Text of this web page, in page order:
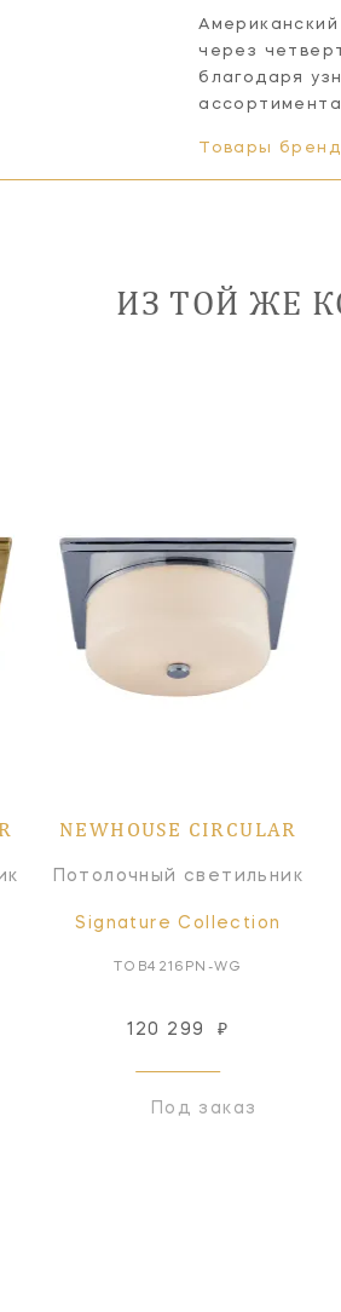
через
благодаря
ассортимента.
Товары
ИЗ ТОЙ ЖЕ
NEWHOUSE CIRCULAR
Потолочный светильник
Signature Collection
TOB4216PN-WG
120 299 ₽
Под заказ